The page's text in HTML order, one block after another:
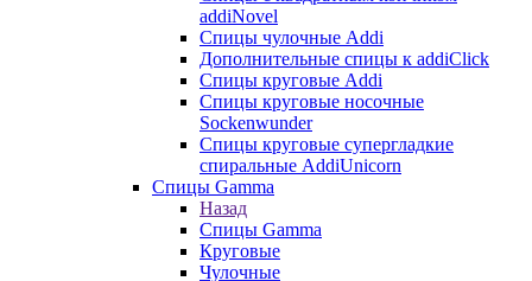
addiNovel
Спицы чулочные Addi
Дополнительные спицы к addiClick
Спицы круговые Addi
Спицы круговые носочные
Sockenwunder
Спицы круговые супергладкие
спиральные AddiUnicorn
Спицы Gamma
Назад
Спицы Gamma
Круговые
Чулочные